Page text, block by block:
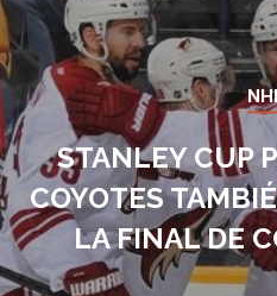
STANLEY CUP
COYOTES
LA FINAL DE